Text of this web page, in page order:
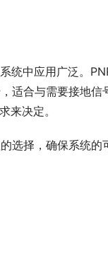
统中应用广泛。
适合与需要接地信
来决定。
择，确保系统的